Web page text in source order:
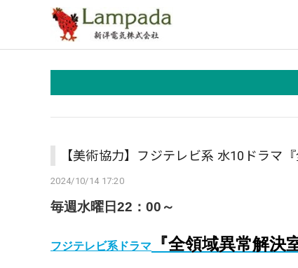
【美術協力】フジテレビ系 水10ドラマ
2024/10/14 17:20
毎週水曜日22：00～
フジテレビ系ドラマ 『全領域異常解決